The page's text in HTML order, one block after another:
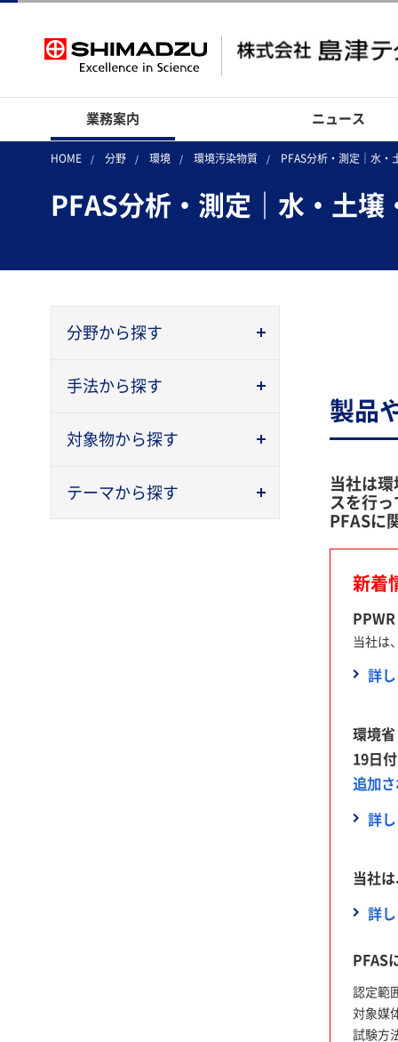
業務案内 ニュース
HOME 分野 環境 環境汚染物質 PFAS分析・測定｜水・
PFAS分析・測定｜水・土
分野から探す
手法から探す
対象物から探す
テーマから探す
製品
当社は
スを行
PFASに
新着
当社は
詳
環境
19日
追加
詳
当社
詳
PFAS
認定範
対象媒
試験方